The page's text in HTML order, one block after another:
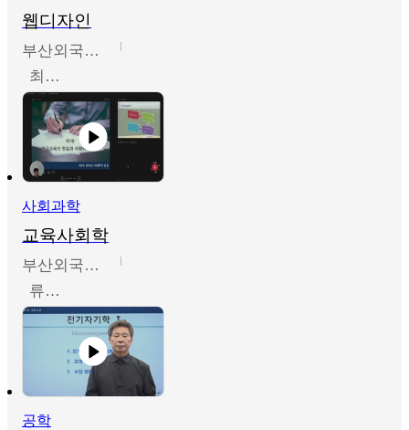
웹디자인
부산외국어대학교
최진오
사회과학
교육사회학
부산외국어대학교
류영철
공학